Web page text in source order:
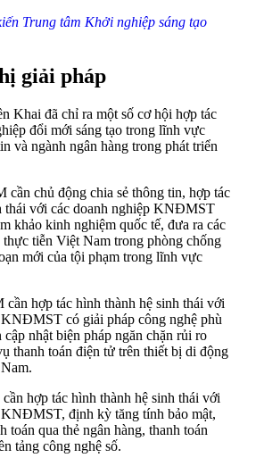
Trung tâm Khởi nghiệp sáng tạo
giải pháp
Khai đã chỉ ra một số cơ hội hợp tác
đổi mới sáng tạo trong lĩnh vực
và ngành ngân hàng trong phát triển
cần chủ động chia sẻ thông tin, hợp tác
thái với các doanh nghiệp KNĐMST
khảo kinh nghiệm quốc tế, đưa ra các
thực tiễn Việt Nam trong phòng chống
mới của tội phạm trong lĩnh vực
hợp tác hình thành hệ sinh thái với
có giải pháp công nghệ phù
nhật biện pháp ngăn chặn rủi ro
thanh toán điện tử trên thiết bị di động
hợp tác hình thành hệ sinh thái với
KNĐMST, định kỳ tăng tính bảo mật,
toán qua thẻ ngân hàng, thanh toán
tảng công nghệ số.